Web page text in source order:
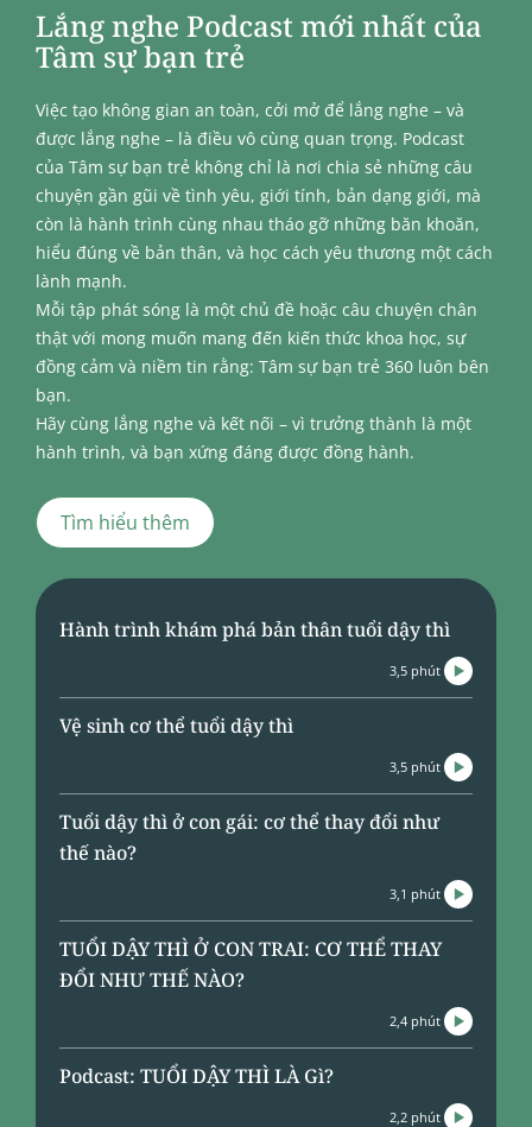
Lắng nghe Podcast mới nhất của
Tâm sự bạn trẻ
Việc tạo không gian an toàn, cởi mở để lắng nghe – và
được lắng nghe – là điều vô cùng quan trọng. Podcast
của Tâm sự bạn trẻ không chỉ là nơi chia sẻ những câu
chuyện gần gũi về tình yêu, giới tính, bản dạng giới, mà
còn là hành trình cùng nhau tháo gỡ những băn khoăn,
hiểu đúng về bản thân, và học cách yêu thương một cách
lành mạnh.
Mỗi tập phát sóng là một chủ đề hoặc câu chuyện chân
thật với mong muốn mang đến kiến thức khoa học, sự
đồng cảm và niềm tin rằng: Tâm sự bạn trẻ 360 luôn bên
bạn.
Hãy cùng lắng nghe và kết nối – vì trưởng thành là một
hành trình, và bạn xứng đáng được đồng hành.
Tìm hiểu thêm
Hành trình khám phá bản thân tuổi dậy thì
3,5 phút
Vệ sinh cơ thể tuổi dậy thì
3,5 phút
Tuổi dậy thì ở con gái: cơ thể thay đổi như
thế nào?
3,1 phút
TUỔI DẬY THÌ Ở CON TRAI: CƠ THỂ THAY
ĐỔI NHƯ THẾ NÀO?
2,4 phút
Podcast: TUỔI DẬY THÌ LÀ Gì?
2,2 phút